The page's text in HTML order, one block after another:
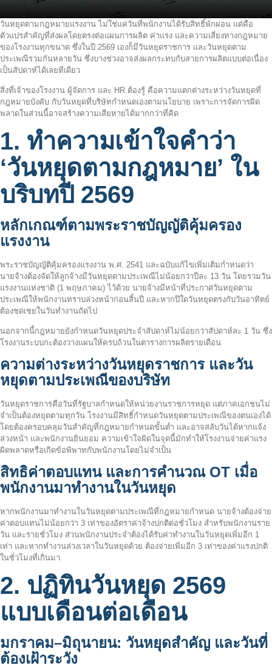
วันหยุดตามกฎหมายแรงงาน ไม่ใช่แค่วันที่พนักงานได้รับสิทธิ์พักผ่อน แต่คือ
ตัวแปรสำคัญที่ส่งผลโดยตรงต่อแผนการผลิต ค่าแรง และความเสี่ยงทางกฎหมาย
ของโรงงานทุกขนาด ซึ่งในปี 2569 เองก็มีวันหยุดราชการ และวันหยุดตาม
ประเพณีรวมกันหลายวัน ซึ่งบางช่วงอาจส่งผลกระทบกับสายการผลิตแบบต่อเนื่อง
เป็นสัปดาห์ได้เลยทีเดียว
สิ่งที่เจ้าของโรงงาน ผู้จัดการ และ HR ต้องรู้ คือความแตกต่างระหว่างวันหยุดที่
กฎหมายบังคับ กับวันหยุดที่บริษัทกำหนดเองตามนโยบาย เพราะการจัดการผิด
พลาดในส่วนนี้อาจสร้างความเสียหายได้มากกว่าที่คิด
1. ทำความเข้าใจคำว่า
‘วันหยุดตามกฎหมาย’ ใน
บริบทปี 2569
หลักเกณฑ์ตามพระราชบัญญัติคุ้มครอง
แรงงาน
พระราชบัญญัติคุ้มครองแรงงาน พ.ศ. 2541 และฉบับแก้ไขเพิ่มเติมกำหนดว่า
นายจ้างต้องจัดให้ลูกจ้างมีวันหยุดตามประเพณีไม่น้อยกว่าปีละ 13 วัน โดยรวมวัน
แรงงานแห่งชาติ (1 พฤษภาคม) ไว้ด้วย นายจ้างมีหน้าที่ประกาศวันหยุดตาม
ประเพณีให้พนักงานทราบล่วงหน้าก่อนสิ้นปี และหากปีใดวันหยุดตรงกับวันอาทิตย์
ต้องชดเชยในวันทำงานถัดไป
นอกจากนี้กฎหมายยังกำหนดวันหยุดประจำสัปดาห์ไม่น้อยกว่าสัปดาห์ละ 1 วัน ซึ่ง
โรงงานระบบกะต้องวางแผนให้ครบถ้วนในตารางการผลิตรายเดือน
ความต่างระหว่างวันหยุดราชการ และวัน
หยุดตามประเพณีของบริษัท
วันหยุดราชการคือวันที่รัฐบาลกำหนดให้หน่วยงานราชการหยุด แต่ภาคเอกชนไม่
จำเป็นต้องหยุดตามทุกวัน โรงงานมีสิทธิ์กำหนดวันหยุดตามประเพณีของตนเองได้
โดยต้องครอบคลุมวันสำคัญที่กฎหมายกำหนดขั้นต่ำ และอาจสลับวันได้หากแจ้ง
ล่วงหน้า และพนักงานยินยอม ความเข้าใจผิดในจุดนี้มักทำให้โรงงานจ่ายค่าแรง
ผิดพลาดหรือเกิดข้อพิพาทกับพนักงานโดยไม่จำเป็น
สิทธิค่าตอบแทน และการคำนวณ OT เมื่อ
พนักงานมาทำงานในวันหยุด
หากพนักงานมาทำงานในวันหยุดตามประเพณีที่กฎหมายกำหนด นายจ้างต้องจ่าย
ค่าตอบแทนไม่น้อยกว่า 3 เท่าของอัตราค่าจ้างปกติต่อชั่วโมง สำหรับพนักงานราย
วัน และรายชั่วโมง ส่วนพนักงานประจำต้องได้รับค่าทำงานในวันหยุดเพิ่มอีก 1
เท่า และหากทำงานล่วงเวลาในวันหยุดด้วย ต้องจ่ายเพิ่มอีก 3 เท่าของค่าแรงปกติ
ในชั่วโมงที่เกินมา
2. ปฏิทินวันหยุด 2569
แบบเดือนต่อเดือน
มกราคม–มิถุนายน: วันหยุดสำคัญ และวันที่
ต้องเฝ้าระวัง